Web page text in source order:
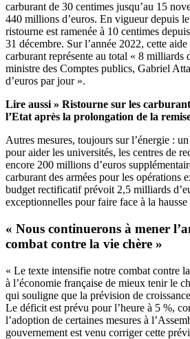
carburant de 30 centimes jusqu’au 15
440 millions d’euros. En vigueur depuis
ristourne est ramenée à 10 centimes
31 décembre. Sur l’année 2022, cette
carburant représente au total « 8 milliards
ministre des Comptes publics, Gabriel
d’euros par jour ».
Lire aussi » Ristourne sur les
l’Etat après la prolongation de la
Autres mesures, toujours sur l’énergie :
pour aider les universités, les centres de
encore 200 millions d’euros
carburant des armées pour les opérations
budget rectificatif prévoit 2,5 milliards
exceptionnelles pour faire face à la
« Nous continuerons à mener
combat contre la vie chère »
« Le texte intensifie notre combat contre
à l’économie française de mieux tenir le
qui souligne que la prévision de
Le déficit est prévu pour l’heure à 5 %,
l’adoption de certaines mesures à
gouvernement est venu corriger cette